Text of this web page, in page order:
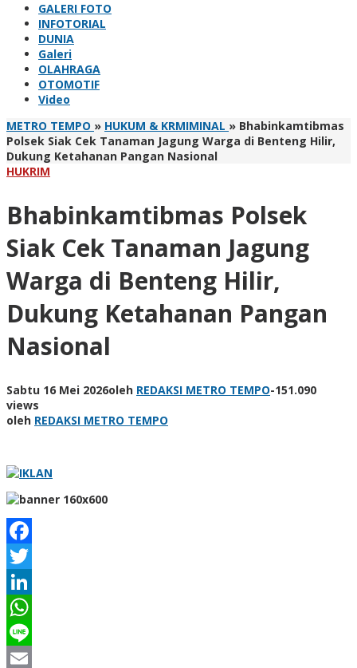
GALERI FOTO
INFOTORIAL
DUNIA
Galeri
OLAHRAGA
OTOMOTIF
Video
METRO TEMPO » HUKUM & KRMIMINAL » Bhabinkamtibmas
Polsek Siak Cek Tanaman Jagung Warga di Benteng Hilir,
Dukung Ketahanan Pangan Nasional
HUKRIM
Bhabinkamtibmas Polsek
Siak Cek Tanaman Jagung
Warga di Benteng Hilir,
Dukung Ketahanan Pangan
Nasional
Sabtu 16 Mei 2026oleh REDAKSI METRO TEMPO-151.090
views
oleh REDAKSI METRO TEMPO
Facebook
Twitter
LinkedIn
WhatsApp
Line